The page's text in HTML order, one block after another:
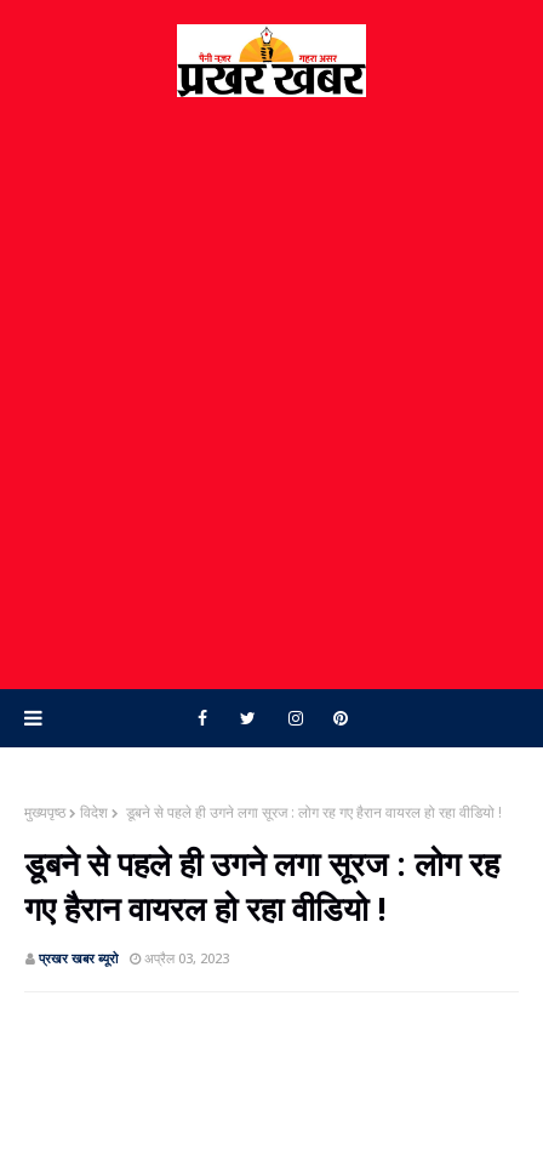
मुख्यपृष्ठ विदेश डूबने से पहले ही उगने लगा सूरज : लोग रह गए हैरान वायरल हो रहा वीडियो !
डूबने से पहले ही उगने लगा सूरज : लोग रह
गए हैरान वायरल हो रहा वीडियो !
प्रखर खबर ब्‍यूरो अप्रैल 03, 2023